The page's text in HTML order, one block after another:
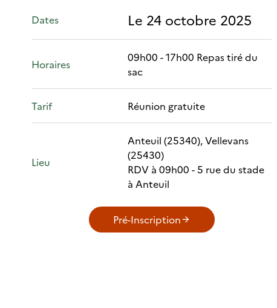
Dates Le 24 octobre 2025
Horaires
09h00 - 17h00 Repas tiré du
sac
Tarif Réunion gratuite
Lieu
Anteuil (25340), Vellevans
(25430)
RDV à 09h00 - 5 rue du stade
à Anteuil
Pré-Inscription